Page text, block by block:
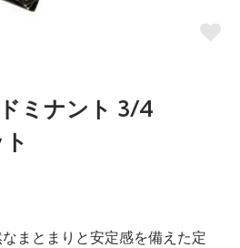
ミナント 3/4
まとまりと安定感を備えた定